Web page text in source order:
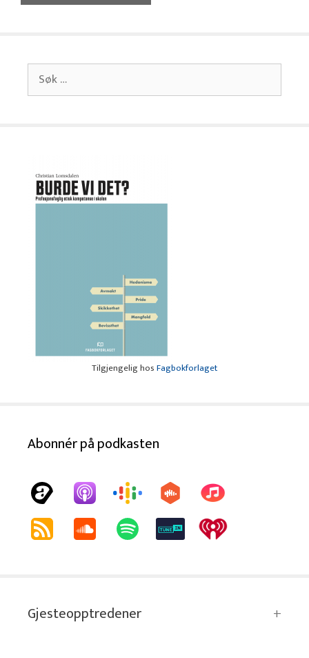
Søk
etter:
Tilgjengelig hosFagbokforlaget
Abonnér på podkasten
Gjesteopptredener